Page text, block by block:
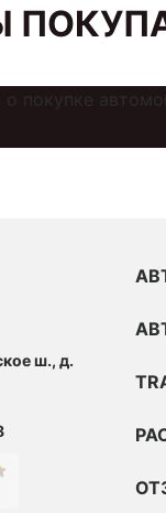
ш., д.